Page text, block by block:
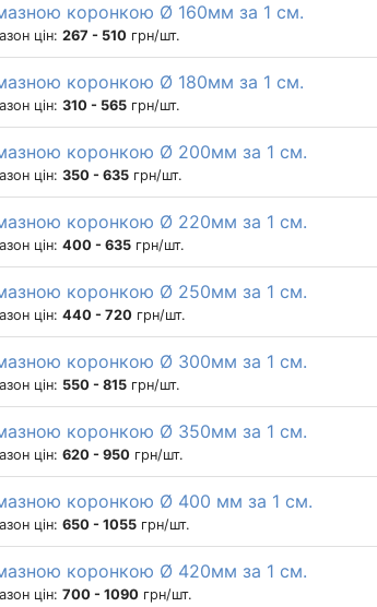
коронкою Ø 160мм за 1 см.
цін: 267 - 510 грн/шт.
коронкою Ø 180мм за 1 см.
цін: 310 - 565 грн/шт.
коронкою Ø 200мм за 1 см.
цін: 350 - 635 грн/шт.
коронкою Ø 220мм за 1 см.
цін: 400 - 635 грн/шт.
коронкою Ø 250мм за 1 см.
цін: 440 - 720 грн/шт.
коронкою Ø 300мм за 1 см.
цін: 550 - 815 грн/шт.
коронкою Ø 350мм за 1 см.
цін: 620 - 950 грн/шт.
коронкою Ø 400 мм за 1 см.
цін: 650 - 1055 грн/шт.
коронкою Ø 420мм за 1 см.
цін: 700 - 1090 грн/шт.